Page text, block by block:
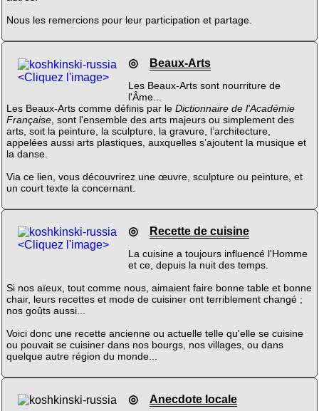
Nous les remercions pour leur participation et partage.
<Cliquez l'image>
◎ Beaux-Arts
Les Beaux-Arts sont nourriture de
l'Âme...
Les Beaux-Arts comme définis par le Dictionnaire de l'Académie
Française, sont l'ensemble des arts majeurs ou simplement des
arts, soit la peinture, la sculpture, la gravure, l’architecture,
appelées aussi arts plastiques, auxquelles s’ajoutent la musique et
la danse.
Via ce lien, vous découvrirez une œuvre, sculpture ou peinture, et
un court texte la concernant.
<Cliquez l'image>
◎ Recette de cuisine
La cuisine a toujours influencé l'Homme
et ce, depuis la nuit des temps.
Si nos aïeux, tout comme nous, aimaient faire bonne table et bonne
chair, leurs recettes et mode de cuisiner ont terriblement changé ;
nos goûts aussi...
Voici donc une recette ancienne ou actuelle telle qu'elle se cuisine
ou pouvait se cuisiner dans nos bourgs, nos villages, ou dans
quelque autre région du monde...
◎ Anecdote locale